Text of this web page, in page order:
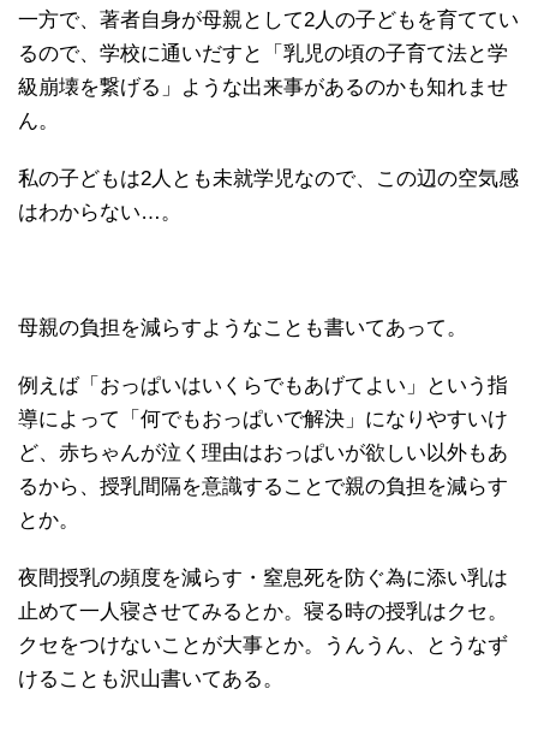
一方で、著者自身が母親として2人の子どもを育ててい
るので、学校に通いだすと「乳児の頃の子育て法と学
級崩壊を繋げる」ような出来事があるのかも知れませ
ん。
私の子どもは2人とも未就学児なので、この辺の空気感
はわからない…。
母親の負担を減らすようなことも書いてあって。
例えば「おっぱいはいくらでもあげてよい」という指
導によって「何でもおっぱいで解決」になりやすいけ
ど、赤ちゃんが泣く理由はおっぱいが欲しい以外もあ
るから、授乳間隔を意識することで親の負担を減らす
とか。
夜間授乳の頻度を減らす・窒息死を防ぐ為に添い乳は
止めて一人寝させてみるとか。寝る時の授乳はクセ。
クセをつけないことが大事とか。うんうん、とうなず
けることも沢山書いてある。